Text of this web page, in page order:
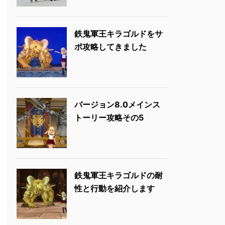
鉄鬼軍王キラゴルドをサ
ポ攻略してきました
バージョン8.0メインス
トーリー攻略その5
鉄鬼軍王キラゴルドの耐
性と行動を紹介します